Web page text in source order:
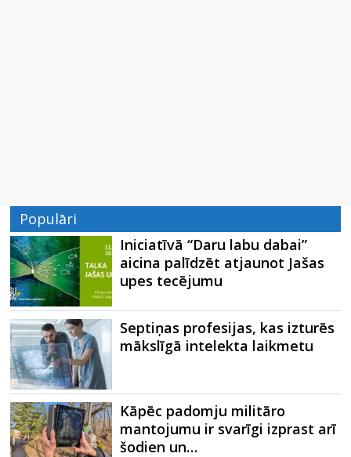
Populāri
Iniciatīvā “Daru labu dabai”
aicina palīdzēt atjaunot Jašas
upes tecējumu
Septiņas profesijas, kas izturēs
mākslīgā intelekta laikmetu
Kāpēc padomju militāro
mantojumu ir svarīgi izprast arī
šodien un…